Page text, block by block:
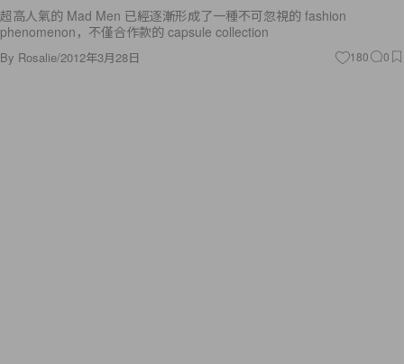
超高人氣的 Mad Men 已經逐漸形成了一種不可忽視的 fashion
phenomenon，不僅合作款的 capsule collection
By Rosalie/2012年3月28日 180 0